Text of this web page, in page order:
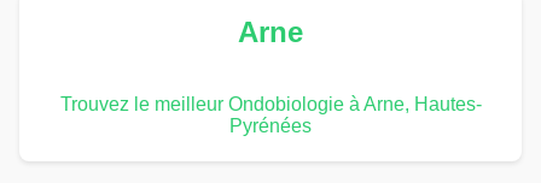
Arne
Trouvez le meilleur Ondobiologie à Arne, Hautes-
Pyrénées